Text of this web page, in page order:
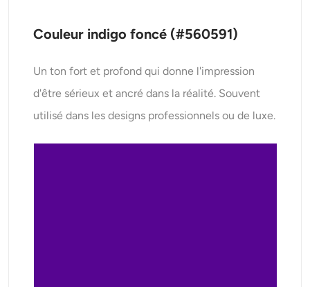
Couleur indigo foncé (#560591)
Un ton fort et profond qui donne l'impression
d'être sérieux et ancré dans la réalité. Souvent
utilisé dans les designs professionnels ou de luxe.